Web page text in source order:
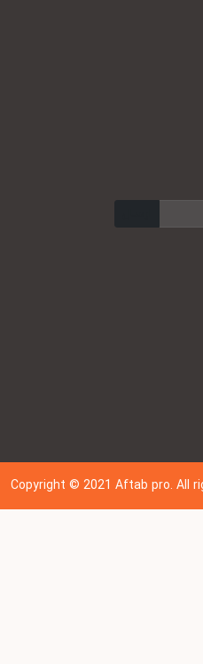
Copyright © 202 1Aftab pro. All